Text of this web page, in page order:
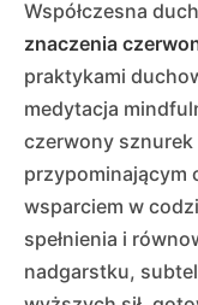
Współczesna
znaczenia
praktykami
medytacja
czerwony sznurek
przypominającym
wsparciem w
spełnienia i
nadgarstku,